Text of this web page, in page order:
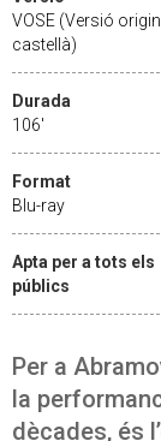
VOSE (Versió
castellà)
Durada
106'
Format
Blu-ray
Apta per a tots els
públics
Per a
la
dècades, és